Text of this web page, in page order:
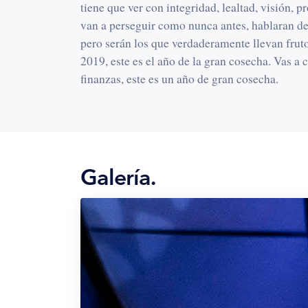
tiene que ver con integridad, lealtad, visión,
van a perseguir como nunca antes, hablaran
pero serán los que verdaderamente llevan
2019, este es el año de la gran cosecha. Vas
finanzas, este es un año de gran cosecha.
porque la cosecha este caída, sino porque ya
Vas a ver a tus hijos y a tus nietos entrar en el
generación. Lo financiero será una
tus hijos, nietos, porque este es un año de gran
Si usted va a cosechar, debe saber qué va a
la cosecha.
Galería.